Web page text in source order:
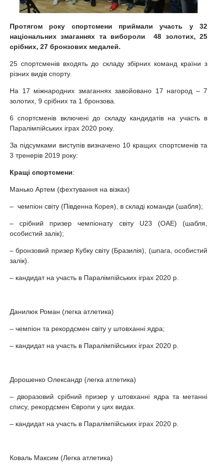
Протягом року спортсмени приймали участь у 32
національних змаганнях та вибороли 48 золотих, 25
срібних, 27 бронзових медалей.
25 спортсменів входять до складу збірних команд країни з
різних видів спорту.
На 17 міжнародних змаганнях завойовано 17 нагород – 7
золотих, 9 срібних та 1 бронзова.
6 спортсменів включені до складу кандидатів на участь в
Паралімпійських іграх 2020 року.
За підсумками виступів визначено 10 кращих спортсменів та
3 тренерів 2019 року:
Кращі спортсмени:
Манько Артем (фехтування на візках)
– чемпіон світу (Південна Корея), в складі команди (шабля);
– срібний призер чемпіонату світу U23 (ОАЕ) (шабля,
особистий залік);
– бронзовий призер Кубку світу (Бразилія), (шпага, особистий
залік).
– кандидат на участь в Паралімпійських іграх 2020 р.
Данилюк Роман (легка атлетика)
– чемпіон та рекордсмен світу у штовханні ядра;
– кандидат на участь в Паралімпійських іграх 2020 р.
Дорошенко Олександр (легка атлетика)
– дворазовий срібний призер у штовханні ядра та метанні
спису, рекордсмен Європи у цих видах.
– кандидат на участь в Паралімпійських іграх 2020 р.
Коваль Максим (Легка атлетика)